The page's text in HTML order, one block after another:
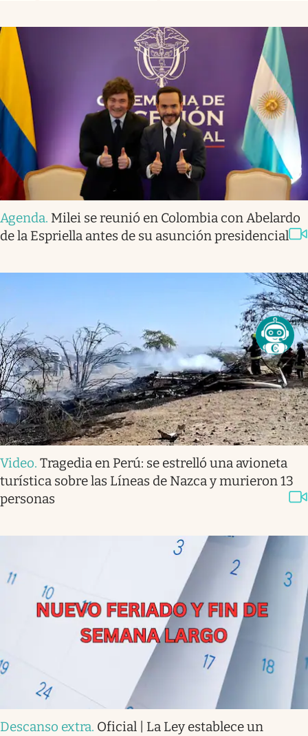
Agenda. Milei se reunió en Colombia con Abelardo
de la Espriella antes de su asunción presidencial
Video. Tragedia en Perú: se estrelló una avioneta
turística sobre las Líneas de Nazca y murieron 13
personas
Descanso extra. Oficial | La Ley establece un